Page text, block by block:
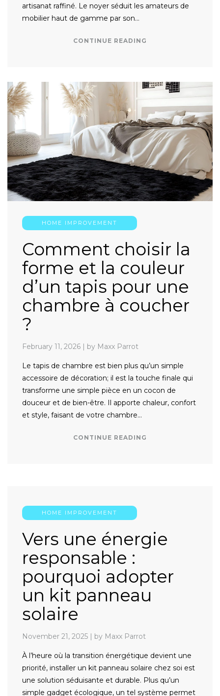
artisanat raffiné. Le noyer séduit les amateurs de
mobilier haut de gamme par son…
CONTINUE READING
HOME IMPROVEMENT
Comment choisir la
forme et la couleur
d’un tapis pour une
chambre à coucher
?
February 11, 2026 | by Maxx Parrot
Le tapis de chambre est bien plus qu’un simple
accessoire de décoration; il est la touche finale qui
transforme une simple pièce en un cocon de
douceur et de bien-être. Il apporte chaleur, confort
et style, faisant de votre chambre…
CONTINUE READING
HOME IMPROVEMENT
Vers une énergie
responsable :
pourquoi adopter
un kit panneau
solaire
November 21, 2025 | by Maxx Parrot
À l’heure où la transition énergétique devient une
priorité, installer un kit panneau solaire chez soi est
une solution séduisante et durable. Plus qu’un
simple gadget écologique, un tel système permet